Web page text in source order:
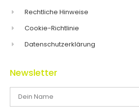
Rechtliche Hinweise
Cookie-Richtlinie
Datenschutzerklärung
Newsletter